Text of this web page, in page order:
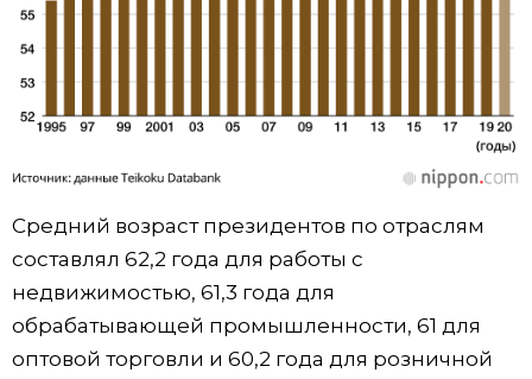
Средний возраст президентов по отраслям
составлял 62,2 года для работы с
недвижимостью, 61,3 года для
обрабатывающей промышленности, 61 для
оптовой торговли и 60,2 года для розничной